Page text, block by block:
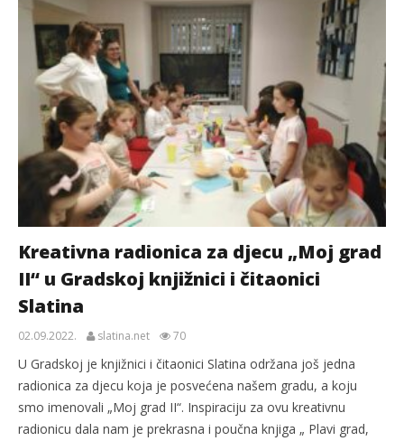
Kreativna radionica za djecu „Moj grad
II“ u Gradskoj knjižnici i čitaonici
Slatina
02.09.2022. slatina.net 70
U Gradskoj je knjižnici i čitaonici Slatina održana još jedna
radionica za djecu koja je posvećena našem gradu, a koju
smo imenovali „Moj grad II“. Inspiraciju za ovu kreativnu
radionicu dala nam je prekrasna i poučna knjiga „ Plavi grad,